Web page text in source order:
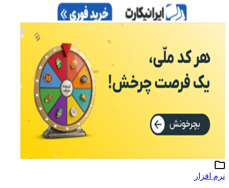
نرم افزار